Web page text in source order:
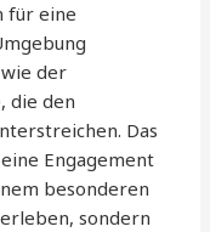
für eine
der
die den
Das
Engagement
besonderen
sondern